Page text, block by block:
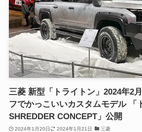
三菱 新型「トライトン」2024年2
フでかっこいいカスタムモデル 「
SHREDDER CONCEPT」公開
2024年1月20日 2024年1月21日 三菱